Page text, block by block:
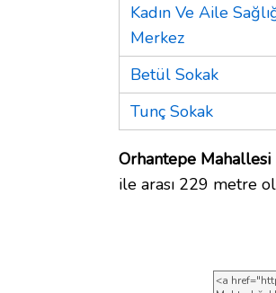
Kadın Ve Aile
Merkez
Betül Sokak
Tunç Sokak
Orhantepe Mahallesi
ile arası 229 metre